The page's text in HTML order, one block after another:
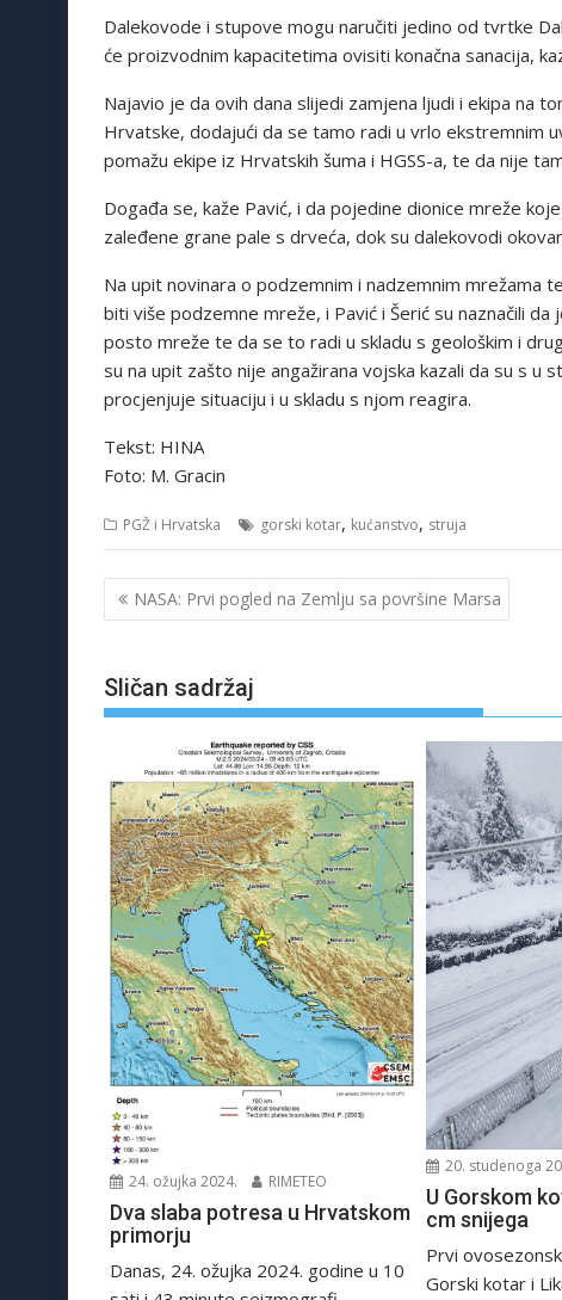
Dalekovode i stupove mogu naručiti jedino od tvrtke
će proizvodnim kapacitetima ovisiti konačna sanacija,
Najavio je da ovih dana slijedi zamjena ljudi i ekipa na
Hrvatske, dodajući da se tamo radi u vrlo ekstremnim
pomažu ekipe iz Hrvatskih šuma i HGSS-a, te da nije
Događa se, kaže Pavić, i da pojedine dionice mreže
zaleđene grane pale s drveća, dok su dalekovodi
Na upit novinara o podzemnim i nadzemnim mrežama
biti više podzemne mreže, i Pavić i Šerić su naznačili
posto mreže te da se to radi u skladu s geološkim i
su na upit zašto nije angažirana vojska kazali da su s
procjenjuje situaciju i u skladu s njom reagira.
Tekst: HINA
Foto: M. Gracin
PGŽ i Hrvatska gorski kotar, kućanstvo, struja
Navigacija
objava
NASA: Prvi pogled na Zemlju sa površine Marsa
Sličan sadržaj
24. ožujka 2024. RIMETEO
Dva slaba potresa u Hrvatskom
primorju
Danas, 24. ožujka 2024. godine u 10
20. studenoga
U Gorskom
cm snijega
Prvi
Gorski kotar i